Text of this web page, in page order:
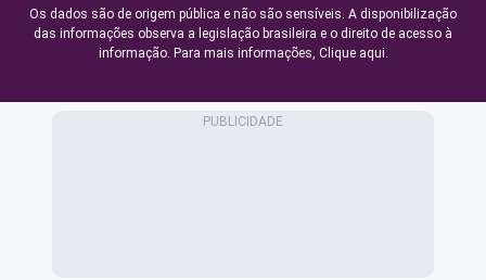
Os dados são de origem pública e não são sensíveis. A disponibilização
das informações observa a legislação brasileira e o direito de acesso à
informação. Para mais informações, Clique aqui.